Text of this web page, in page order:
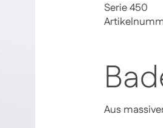
Aus
Serie 450